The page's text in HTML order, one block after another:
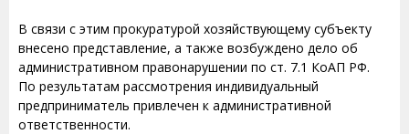
В связи с этим прокуратурой хозяйствующему субъекту
внесено представление, а также возбуждено дело об
административном правонарушении по ст. 7.1 КоАП РФ.
По результатам рассмотрения индивидуальный
предприниматель привлечен к административной
ответственности.